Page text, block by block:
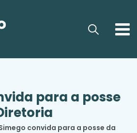
para a posse
convida para a posse da